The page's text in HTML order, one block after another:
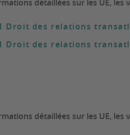
détaillées sur les UE, les
Droit des relations
Droit des relations
détaillées sur les UE, les